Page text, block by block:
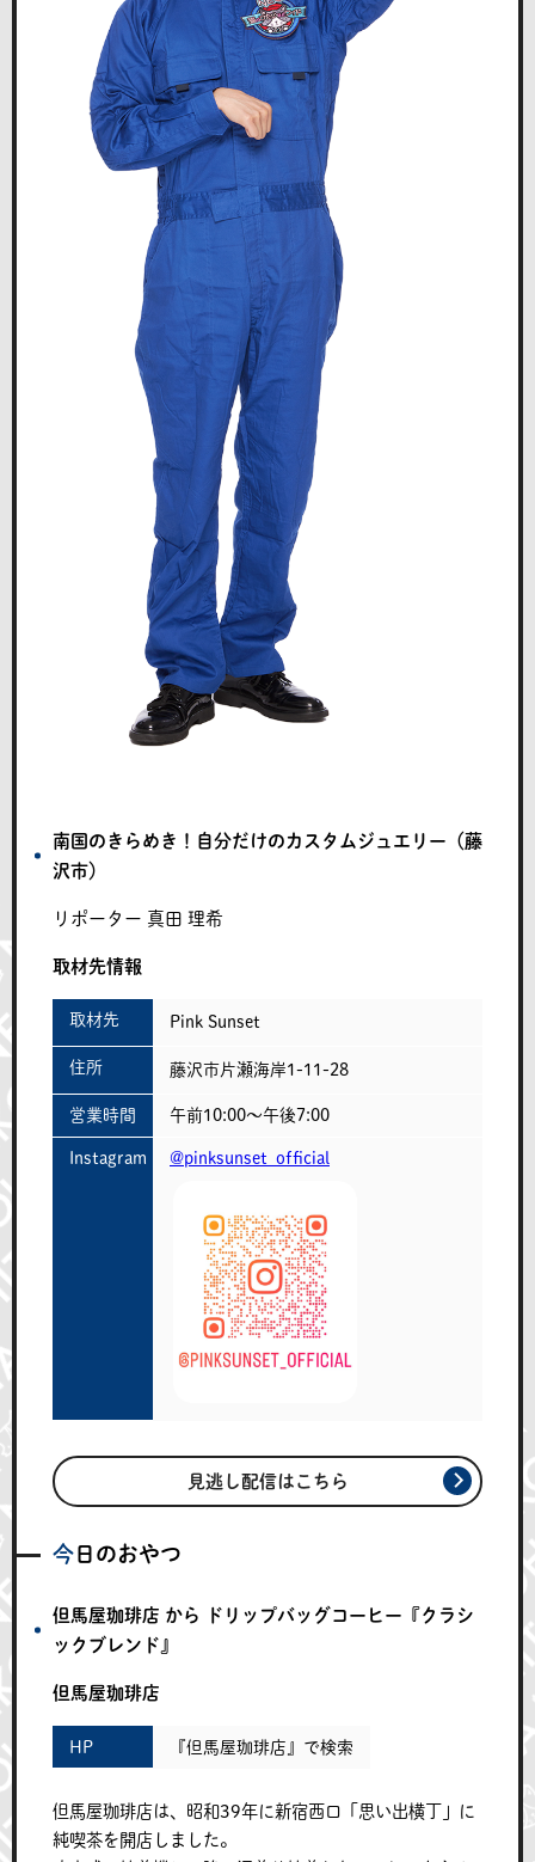
南国のきらめき！自分だけのカスタムジュエリー（藤
沢市）
リポーター 真田 理希
取材先情報
取材先 Pink Sunset
住所 藤沢市片瀬海岸1-11-28
営業時間 午前10:00～午後7:00
Instagram @pinksunset_official
見逃し配信はこちら
今日のおやつ
但馬屋珈琲店 から ドリップバッグコーヒー『クラシ
ックブレンド』
但馬屋珈琲店
HP 『但馬屋珈琲店』で検索
但馬屋珈琲店は、昭和39年に新宿西口「思い出横丁」に
純喫茶を開店しました。